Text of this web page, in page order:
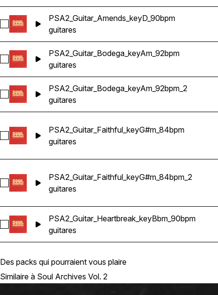
Sélectionnez PSA2_Guitar_Amends_keyD_90bpm
PSA2_Guitar_Amends_keyD_90bpm
guitares
Sélectionnez PSA2_Guitar_Bodega_keyAm_92bpm
PSA2_Guitar_Bodega_keyAm_92bpm
guitares
Sélectionnez PSA2_Guitar_Bodega_keyAm_92bpm_2
PSA2_Guitar_Bodega_keyAm_92bpm_2
guitares
Sélectionnez PSA2_Guitar_Faithful_keyG#m_84bpm
PSA2_Guitar_Faithful_keyG#m_84bpm
guitares
Sélectionnez PSA2_Guitar_Faithful_keyG#m_84bpm_2
PSA2_Guitar_Faithful_keyG#m_84bpm_2
guitares
Sélectionnez PSA2_Guitar_Heartbreak_keyBbm_90bpm
PSA2_Guitar_Heartbreak_keyBbm_90bpm
guitares
Des packs qui pourraient vous plaire
Similaire à Soul Archives Vol. 2